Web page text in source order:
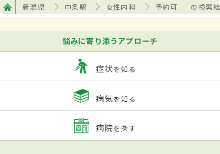
新潟県 中条駅 女性内科 予約可 の検索
悩みに寄り添うアプローチ
症状を知る
病気を知る
病院を探す